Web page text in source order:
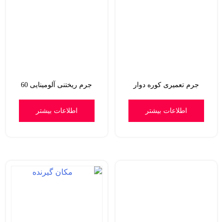
جرم تعمیری کوره دوار
اطلاعات بیشتر
جرم ریختنی آلومینایی 60
اطلاعات بیشتر